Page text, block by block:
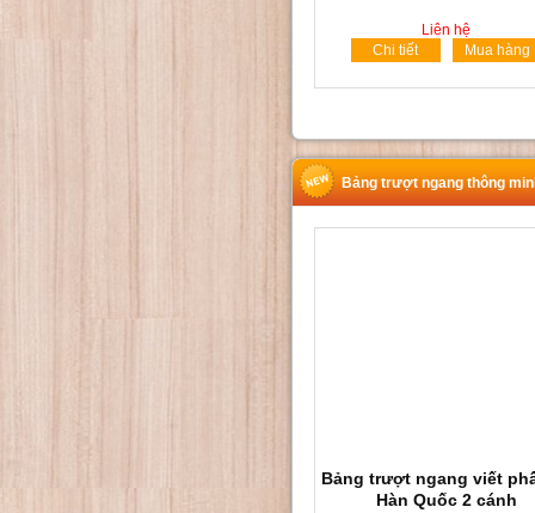
Liên hệ
Chi tiết
Mua hàng
Bảng trượt ngang thông
Bảng trượt ngang viết
Hàn Quốc 2 cánh